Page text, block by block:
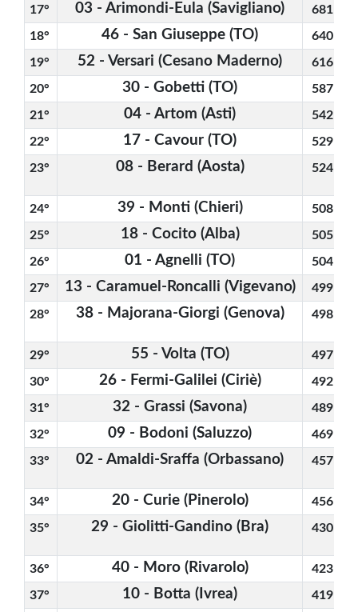
17° 03 - Arimondi-Eula (Savigliano) 681
18° 46 - San Giuseppe (TO) 640
19° 52 - Versari (Cesano Maderno) 616
20° 30 - Gobetti (TO) 587
21° 04 - Artom (Asti) 542
22° 17 - Cavour (TO) 529
23° 08 - Berard (Aosta) 524
24° 39 - Monti (Chieri) 508
25° 18 - Cocito (Alba) 505
26° 01 - Agnelli (TO) 504
27° 13 - Caramuel-Roncalli (Vigevano) 499
28° 38 - Majorana-Giorgi (Genova) 498
29° 55 - Volta (TO) 497
30° 26 - Fermi-Galilei (Ciriè) 492
31° 32 - Grassi (Savona) 489
32° 09 - Bodoni (Saluzzo) 469
33° 02 - Amaldi-Sraffa (Orbassano) 457
34° 20 - Curie (Pinerolo) 456
35° 29 - Giolitti-Gandino (Bra) 430
36° 40 - Moro (Rivarolo) 423
37° 10 - Botta (Ivrea) 419